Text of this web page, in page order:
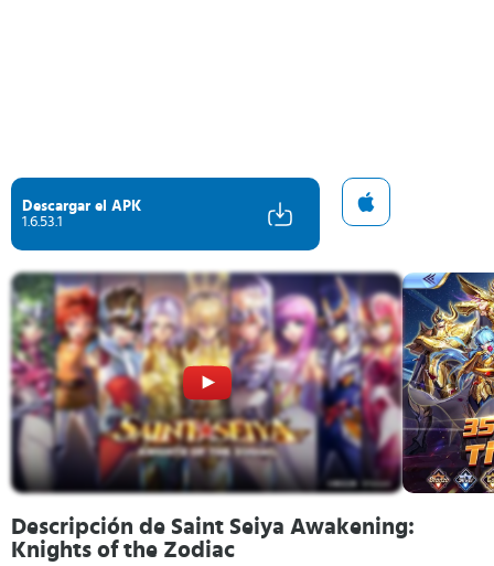
Descargar el APK
1.6.53.1
Descripción de Saint Seiya Awakening:
Knights of the Zodiac